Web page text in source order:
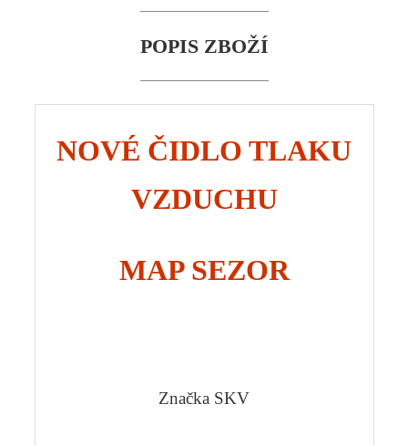
POPIS ZBOŽÍ
NOVÉ ČIDLO TLAKU
VZDUCHU
MAP SEZOR
Značka SKV